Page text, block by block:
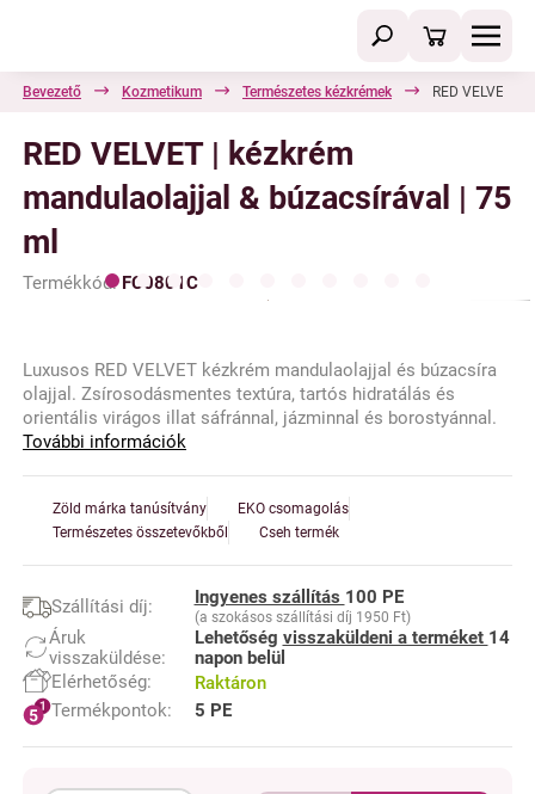
Bevezető Kozmetikum Természetes kézkrémek RED VELVET |
RED VELVET | kézkrém
mandulaolajjal & búzacsírával | 75
ml
Termékkód: FC0801C
Luxusos RED VELVET kézkrém mandulaolajjal és búzacsíra
olajjal. Zsírosodásmentes textúra, tartós hidratálás és
orientális virágos illat sáfránnal, jázminnal és borostyánnal.
További információk
Zöld márka tanúsítvány
EKO csomagolás
Természetes összetevőkből
Cseh termék
Szállítási díj: Ingyenes szállítás 100 PE
(a szokásos szállítási díj 1950 Ft)
Áruk
visszaküldése:
Lehetőség visszaküldeni a terméket 14
napon belül
Elérhetőség:
Raktáron
Termékpontok:
5 PE